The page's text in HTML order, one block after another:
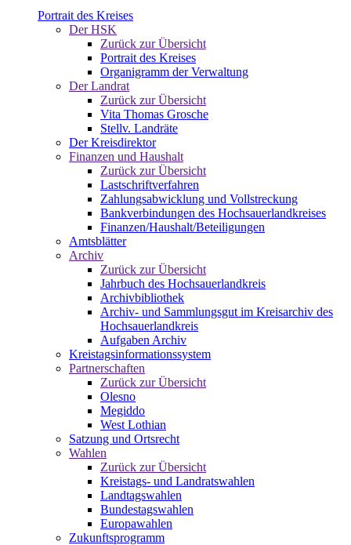
Portrait des Kreises
Der HSK
Zurück zur Übersicht
Portrait des Kreises
Organigramm der Verwaltung
Der Landrat
Zurück zur Übersicht
Vita Thomas Grosche
Stellv. Landräte
Der Kreisdirektor
Finanzen und Haushalt
Zurück zur Übersicht
Lastschriftverfahren
Zahlungsabwicklung und Vollstreckung
Bankverbindungen des Hochsauerlandkreises
Finanzen/Haushalt/Beteiligungen
Amtsblätter
Archiv
Zurück zur Übersicht
Jahrbuch des Hochsauerlandkreis
Archivbibliothek
Archiv- und Sammlungsgut im Kreisarchiv des
Hochsauerlandkreis
Aufgaben Archiv
Kreistagsinformationssystem
Partnerschaften
Zurück zur Übersicht
Olesno
Megiddo
West Lothian
Satzung und Ortsrecht
Wahlen
Zurück zur Übersicht
Kreistags- und Landratswahlen
Landtagswahlen
Bundestagswahlen
Europawahlen
Zukunftsprogramm